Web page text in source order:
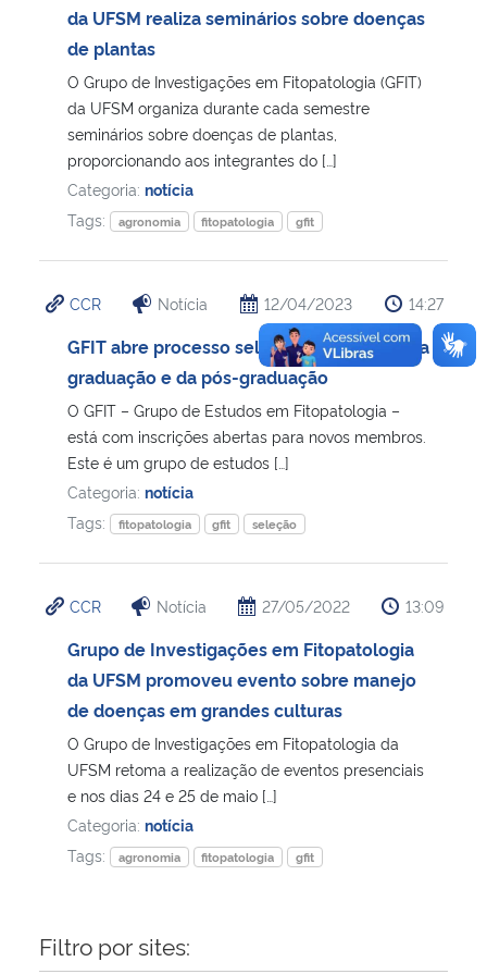
da UFSM realiza seminários sobre doenças
de plantas
O Grupo de Investigações em Fitopatologia (GFIT)
da UFSM organiza durante cada semestre
seminários sobre doenças de plantas,
proporcionando aos integrantes do […]
Categoria: notícia
Tags:
agronomia fitopatologia gfit
CCR Notícia 12/04/2023 14:27
GFIT abre processo seletivo para alunos da
graduação e da pós-graduação
O GFIT – Grupo de Estudos em Fitopatologia –
está com inscrições abertas para novos membros.
Este é um grupo de estudos […]
Categoria: notícia
Tags:
fitopatologia gfit seleção
CCR Notícia 27/05/2022 13:09
Grupo de Investigações em Fitopatologia
da UFSM promoveu evento sobre manejo
de doenças em grandes culturas
O Grupo de Investigações em Fitopatologia da
UFSM retoma a realização de eventos presenciais
e nos dias 24 e 25 de maio […]
Categoria: notícia
Tags:
agronomia fitopatologia gfit
Filtro por sites: